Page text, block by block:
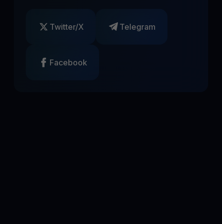
Twitter/X Telegram
Facebook